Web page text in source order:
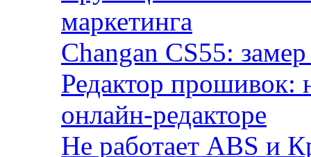
маркетинга
Changan CS55:
Редактор прошивок:
онлайн-редакторе
Не работает ABS и